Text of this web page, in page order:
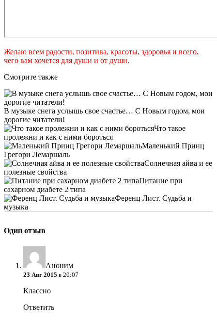
Желаю всем радости, позитива, красоты, здоровья и всего,
чего вам хочется для души и от души.
Смотрите также
В музыке снега услышь свое счастье… С Новым годом, мои
дорогие читатели!
Что такое
пролежни и как с ними бороться
Маленький Принц
Грегори Лемаршаль
Солнечная айва и ее
полезные свойства
Питание при
сахарном диабете 2 типа
Ференц Лист. Судьба и
музыка
Один отзыв
Аноним
23 Авг 2015 в 20:07
Классно
Ответить